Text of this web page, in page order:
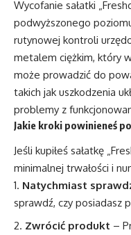
Wycofanie sałatki
podwyższonego
rutynowej kontroli
metalem ciężkim, który
może prowadzić do
takich jak uszkodzenia
problemy z
Jakie kroki powinieneś
Jeśli kupiłeś sałatkę
minimalnej trwałości i
Natychmiast
sprawdź, czy posiadasz
Zwrócić produkt –